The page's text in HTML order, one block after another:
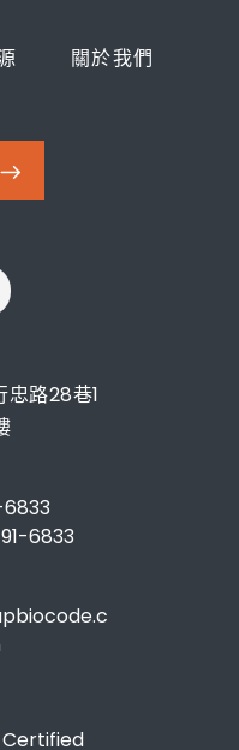
關於我們
忠路28巷1
6833
Certified